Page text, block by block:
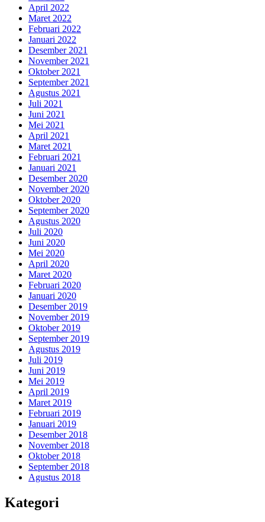
April 2022
Maret 2022
Februari 2022
Januari 2022
Desember 2021
November 2021
Oktober 2021
September 2021
Agustus 2021
Juli 2021
Juni 2021
Mei 2021
April 2021
Maret 2021
Februari 2021
Januari 2021
Desember 2020
November 2020
Oktober 2020
September 2020
Agustus 2020
Juli 2020
Juni 2020
Mei 2020
April 2020
Maret 2020
Februari 2020
Januari 2020
Desember 2019
November 2019
Oktober 2019
September 2019
Agustus 2019
Juli 2019
Juni 2019
Mei 2019
April 2019
Maret 2019
Februari 2019
Januari 2019
Desember 2018
November 2018
Oktober 2018
September 2018
Agustus 2018
Kategori